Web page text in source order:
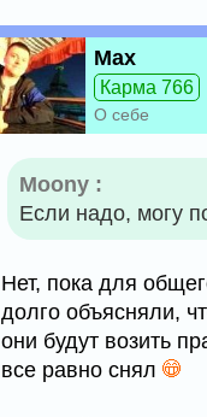
Max
Карма 766
О себе
Moony :
Если надо, могу
Нет, пока для
долго объясняли,
они будут возить
все равно снял